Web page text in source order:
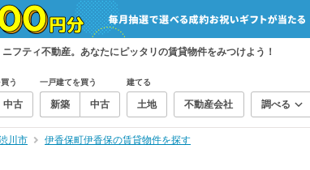
フティ不動産。あなたにピッタリの賃貸物件をみつけよう！
う
中古
一戸建てを買う
新築 中古
建てる
土地 不動産会社 調べる
川市 伊香保町伊香保の賃貸物件を探す